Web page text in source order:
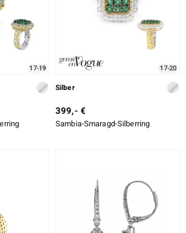
17-19 17-20
Silber
399,- €
Sambia-Smaragd-Silberring